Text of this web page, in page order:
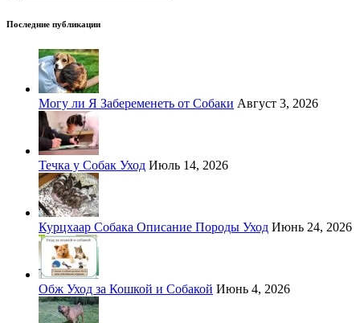
Последние публикации
Могу ли Я Забеременеть от Собаки Август 3, 2026
Течка у Собак Уход Июль 14, 2026
Курцхаар Собака Описание Породы Уход Июнь 24, 2026
Обж Уход за Кошкой и Собакой Июнь 4, 2026